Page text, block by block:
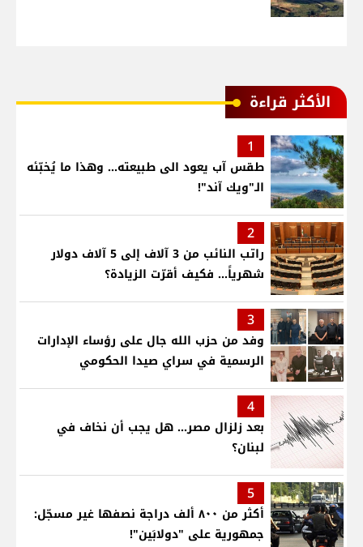
الأكثر قراءة
1
طقس آب يعود الى طبيعته... وهذا ما يُخبّئه
الـ"ويك آند"!
2
راتب النائب من 3 آلاف إلى 5 آلاف دولار
شهرياً... فكيف أقرّت الزيادة؟
3
وفد من حزب الله جال على رؤساء الإدارات
الرسمية في سراي صيدا الحكومي
4
بعد زلزال مصر... هل يجب أن نخاف في
لبنان؟
5
أكثر من ٨٠٠ ألف دراجة نصفها غير مسجّل:
جمهورية على "دولابَين"!